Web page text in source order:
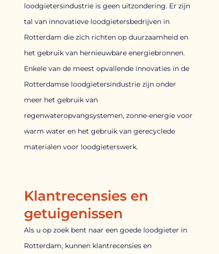
loodgietersindustrie is geen uitzondering. Er zijn
tal van innovatieve loodgietersbedrijven in
Rotterdam die zich richten op duurzaamheid en
het gebruik van hernieuwbare energiebronnen.
Enkele van de meest opvallende innovaties in de
Rotterdamse loodgietersindustrie zijn onder
meer het gebruik van
regenwateropvangsystemen, zonne-energie voor
warm water en het gebruik van gerecyclede
materialen voor loodgieterswerk.
Klantrecensies en
getuigenissen
Als u op zoek bent naar een goede loodgieter in
Rotterdam, kunnen klantrecensies en